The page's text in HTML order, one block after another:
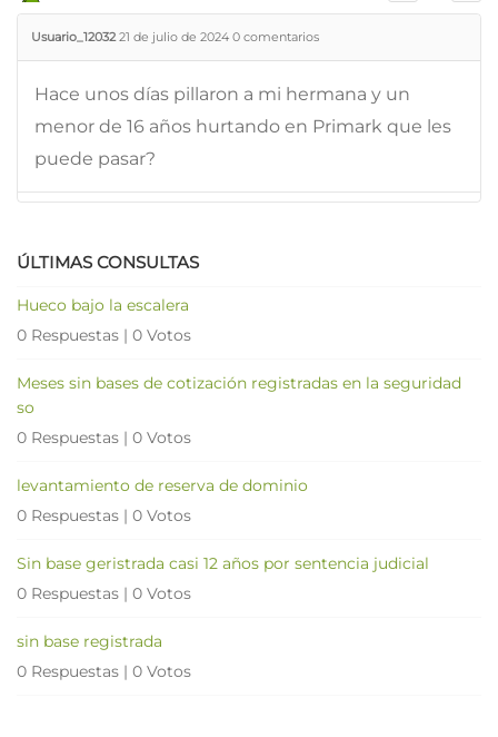
Usuario_12032 21 de julio de 2024 0 comentarios
Hace unos días pillaron a mi hermana y un
menor de 16 años hurtando en Primark que les
puede pasar?
ÚLTIMAS CONSULTAS
Hueco bajo la escalera
0 Respuestas | 0 Votos
Meses sin bases de cotización registradas en la seguridad
so
0 Respuestas | 0 Votos
levantamiento de reserva de dominio
0 Respuestas | 0 Votos
Sin base geristrada casi 12 años por sentencia judicial
0 Respuestas | 0 Votos
sin base registrada
0 Respuestas | 0 Votos